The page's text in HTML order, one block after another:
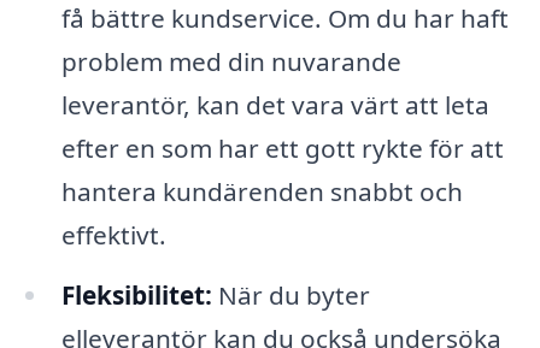
få bättre kundservice. Om du har haft
problem med din nuvarande
leverantör, kan det vara värt att leta
efter en som har ett gott rykte för att
hantera kundärenden snabbt och
effektivt.
Fleksibilitet: När du byter
elleverantör kan du också undersöka